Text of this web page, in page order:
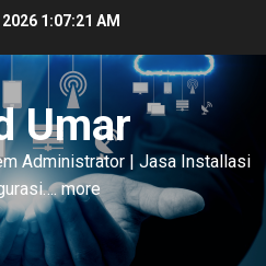
1:07:21 AM
Umar
Administrator | Jasa Installasi
more